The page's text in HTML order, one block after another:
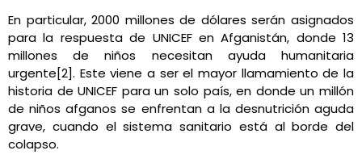
En particular, 2000 millones de dólares serán asignados
para la respuesta de UNICEF en Afganistán, donde 13
millones de niños necesitan ayuda humanitaria
urgente[2]. Este viene a ser el mayor llamamiento de la
historia de UNICEF para un solo país, en donde un millón
de niños afganos se enfrentan a la desnutrición aguda
grave, cuando el sistema sanitario está al borde del
colapso.